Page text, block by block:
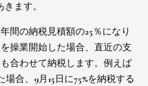
ます。
間の納税見積額の25％になり
操業開始した場合、直近の支
合わせて納税します。例えば
合、9月15日に75%を納税する